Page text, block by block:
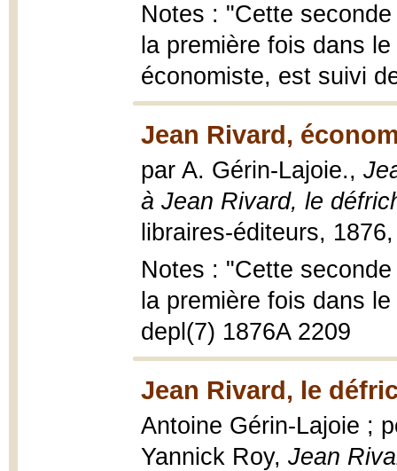
Notes : "Cette
la première fois dans
économiste, est suivi
Jean Rivard,
par A. Gérin-Lajoie.,
à Jean Rivard, le
libraires-éditeurs,
Notes : "Cette
la première fois dans
depl(7) 1876A 2209
Jean Rivard, le
Antoine Gérin-Lajoie ;
Yannick Roy, Jean